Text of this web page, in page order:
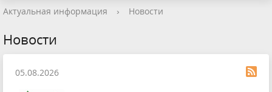
Актуальная информация › Новости
Новости
05.08.2026